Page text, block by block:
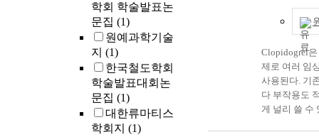
학회 학술발표논
문집 (1)
원예과학기술
지 (1)
한국철도학회
학술발표대회논
문집 (1)
대한류마티스
학회지 (1)
evaluate a
method
study, two
standards,
(δ<sup>13</
-27.7‰) and
(δ<sup>13</
-5.7‰) were
Measured their
Clopidogrel
제로 여러 임
사용된다. 기
다 부작용도
게 널리 쓸 수